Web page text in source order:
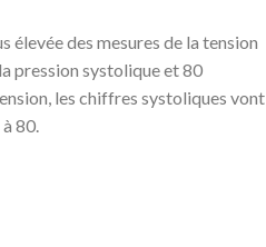
élevée des mesures de la tension
pression systolique et 80
les chiffres systoliques vont
80.